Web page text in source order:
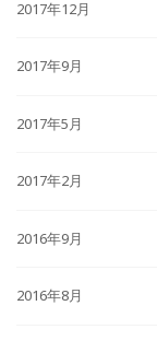
2017年12月
2017年9月
2017年5月
2017年2月
2016年9月
2016年8月